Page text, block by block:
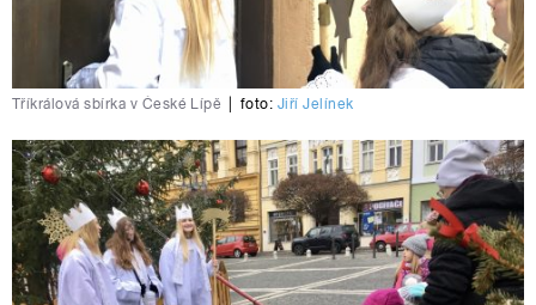
Tříkrálová sbírka v České Lípě foto: Jiří Jelínek